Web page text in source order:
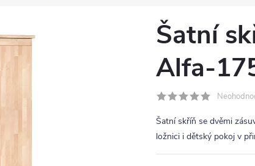
Šatní
Alfa-
Šatní skříň se dvěmi
ložnici i dětský pokoj v